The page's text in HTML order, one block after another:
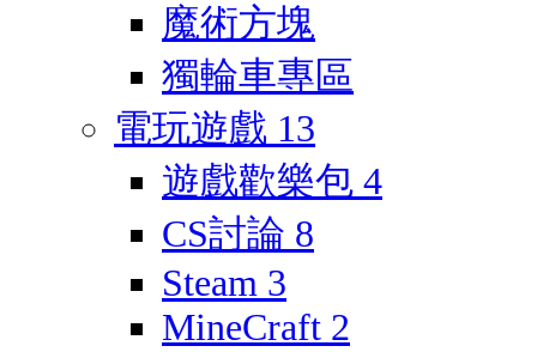
魔術方塊
獨輪車專區
電玩遊戲 13
遊戲歡樂包 4
CS討論 8
Steam 3
MineCraft 2